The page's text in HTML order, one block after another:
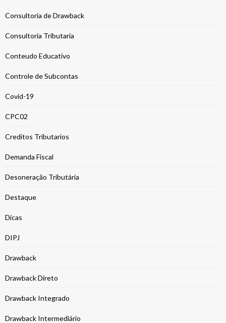
Consultoria de Drawback
Consultoria Tributaria
Conteudo Educativo
Controle de Subcontas
Covid-19
CPC02
Creditos Tributarios
Demanda Fiscal
Desoneração Tributária
Destaque
Dicas
DIPJ
Drawback
Drawback Direto
Drawback Integrado
Drawback Intermediário